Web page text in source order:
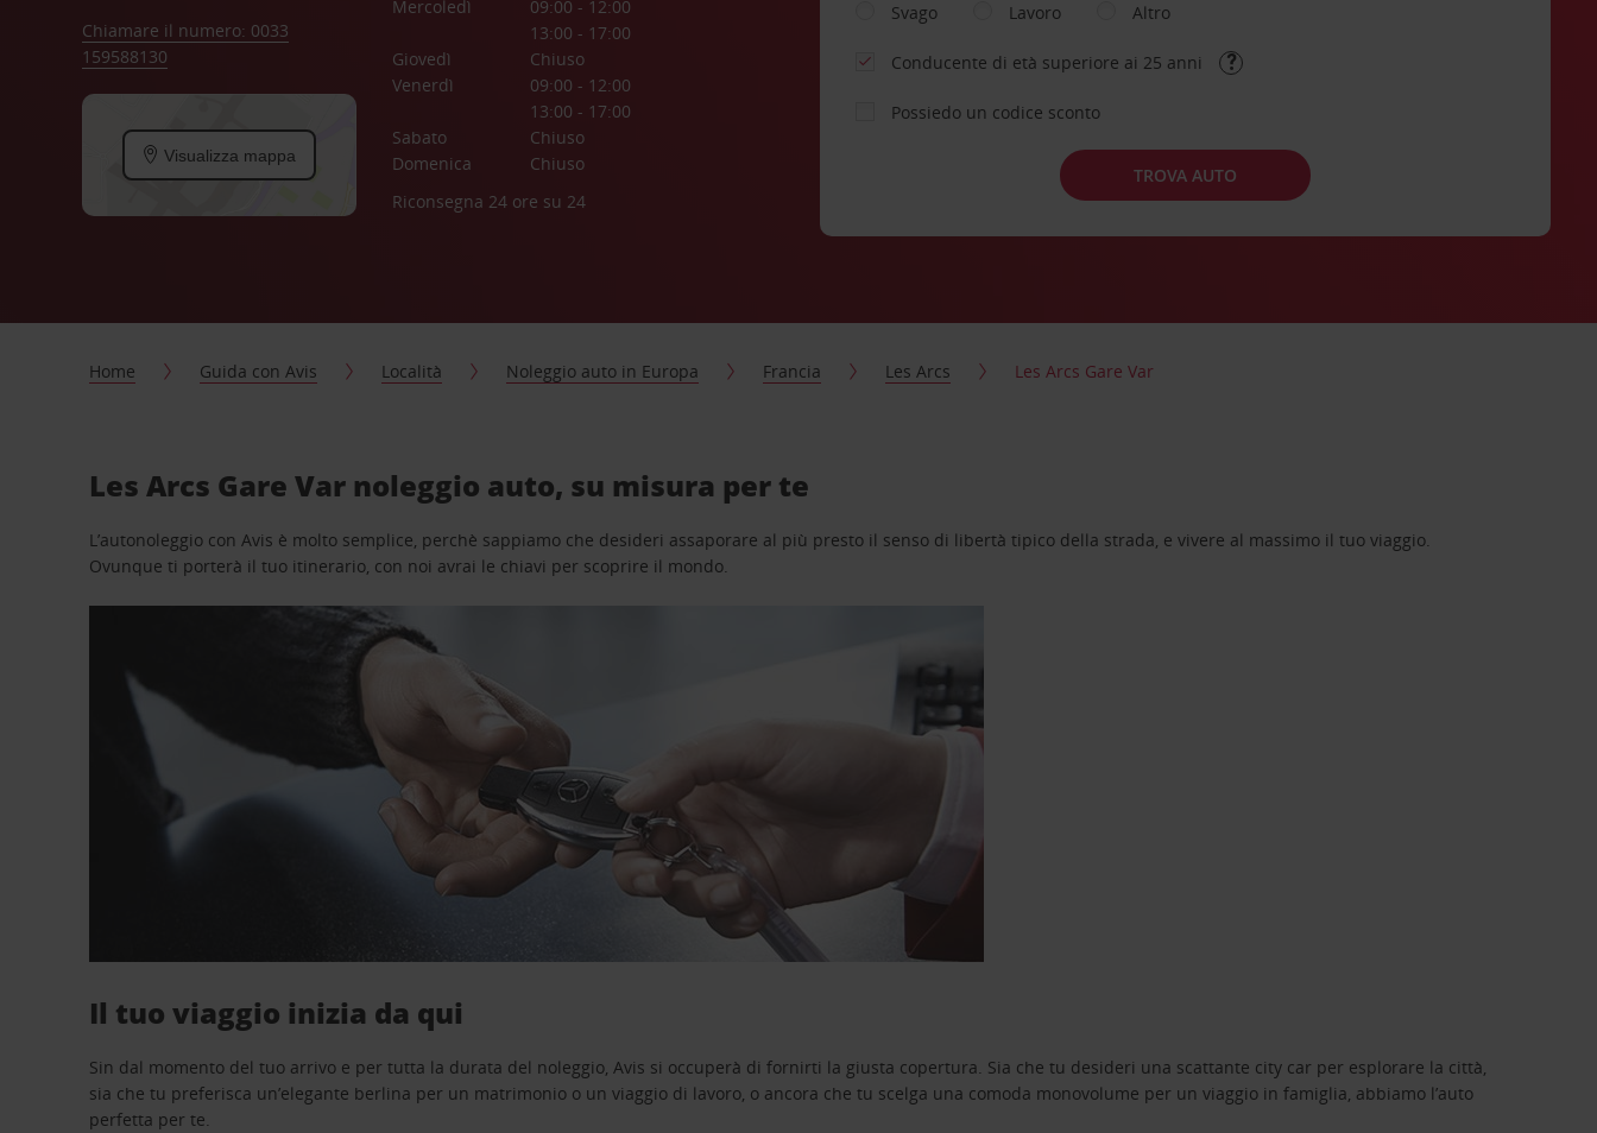
Chiamare il numero: 0033
159588130
Visualizza mappa
Mercoledì
09:00 - 12:00
13:00 - 17:00
Giovedì
Chiuso
Venerdì
09:00 - 12:00
13:00 - 17:00
Sabato
Chiuso
Domenica
Chiuso
Riconsegna 24 ore su 24
Svago
Lavoro Altro
Conducente di età superiore ai 25 anni
Possiedo un codice sconto
TROVA AUTO
Home Guida con Avis Località Noleggio auto in Europa Francia Les Arcs Les Arcs Gare Var
Les Arcs Gare Var noleggio auto, su misura per te
L’autonoleggio con Avis è molto semplice, perchè sappiamo che desideri assaporare al più presto il senso di libertà tipico della strada, e vivere al massimo il tuo viaggio.
Ovunque ti porterà il tuo itinerario, con noi avrai le chiavi per scoprire il mondo.
Il tuo viaggio inizia da qui
Sin dal momento del tuo arrivo e per tutta la durata del noleggio, Avis si occuperà di fornirti la giusta copertura. Sia che tu desideri una scattante city car per esplorare la città,
sia che tu preferisca un’elegante berlina per un matrimonio o un viaggio di lavoro, o ancora che tu scelga una comoda monovolume per un viaggio in famiglia, abbiamo l’auto
perfetta per te.